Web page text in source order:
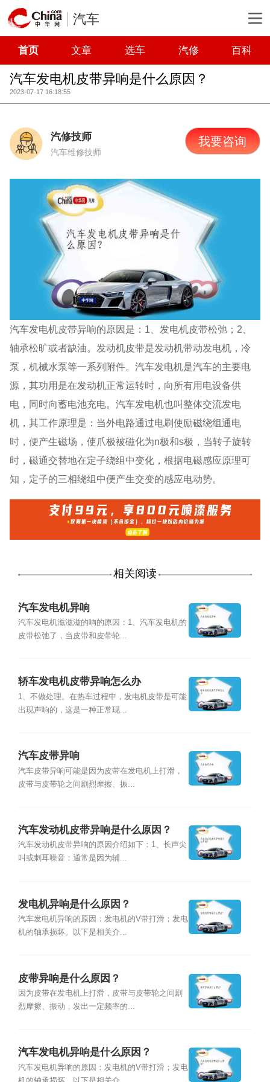
汽车
首页 文章 选车 汽修 百科
汽车发电机皮带异响是什么原因？
2023-07-17 16:18:55
汽修技师
汽车维修技师
我要咨询
汽车发电机皮带异响的原因是：1、发电机皮带松弛；2、
轴承松旷或者缺油。发动机皮带是发动机带动发电机，冷
泵，机械水泵等一系列附件。汽车发电机是汽车的主要电
源，其功用是在发动机正常运转时，向所有用电设备供
电，同时向蓄电池充电。汽车发电机也叫整体交流发电
机，其工作原理是：当外电路通过电刷使励磁绕组通电
时，便产生磁场，使爪极被磁化为n极和s极，当转子旋转
时，磁通交替地在定子绕组中变化，根据电磁感应原理可
知，定子的三相绕组中便产生交变的感应电动势。
相关阅读
汽车发电机异响
汽车发电机滋滋滋的响的原因：1、汽车发电机的
皮带松弛了，当皮带和皮带轮...
轿车发电机皮带异响怎么办
1、不做处理。在热车过程中，发电机皮带是可能
出现声响的，这是一种正常现...
汽车皮带异响
汽车皮带异响可能是因为皮带在发电机上打滑，
皮带与皮带轮之间剧烈摩擦、振...
汽车发动机皮带异响是什么原因？
汽车发动机皮带异响的原因介绍如下：1、长声尖
叫或刺耳噪音：通常是因为辅...
发电机异响是什么原因？
汽车发电机异响的原因：发电机的V带打滑；发电
机的轴承损坏。以下是相关介...
皮带异响是什么原因？
因为皮带在发电机上打滑，皮带与皮带轮之间剧
烈摩擦、振动，发出一定频率的...
汽车发电机异响是什么原因？
汽车发电机异响的原因：发电机的V带打滑；发电